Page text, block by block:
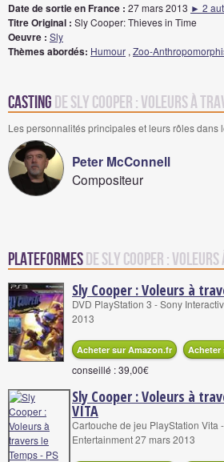
Date de sortie en France : 27 mars 2013 ► 2
Titre Original : Sly Cooper: Thieves in Time
Oeuvre : Sly
Thèmes abordés: Humour , Zoo-
Casting de Sly Cooper : Voleurs à
Les personnalités principales et leurs rôles dans
Peter McConnell
Compositeur
Plateformesde Sly Cooper :
Sly Cooper : Voleurs à
DVD PlayStation 3 - Sony
2013
Acheter sur Amazon.fr Acheter
conseillé : 39,00€
Sly Cooper : Voleurs à
VITA
Cartouche de jeu PlayStation Vita
Entertainment 27 mars 2013